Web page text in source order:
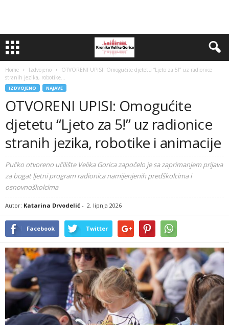
Home Izdvojeno
OTVORENI UPISI: Omogućite djetetu “Ljeto za 5!” uz radionice
stranih jezika, robotike...
IZDVOJENO NAJAVE
OTVORENI UPISI: Omogućite
djetetu “Ljeto za 5!” uz radionice
stranih jezika, robotike i animacije
Pučko otvoreno učilište Velika Gorica započelo je sa zaprimanjem prijava
za bogat ljetni program radionica namijenjenih predškolcima i
osnovnoškolcima
Autor: Katarina Drvodelić - 2. lipnja 2026
Facebook Twitter